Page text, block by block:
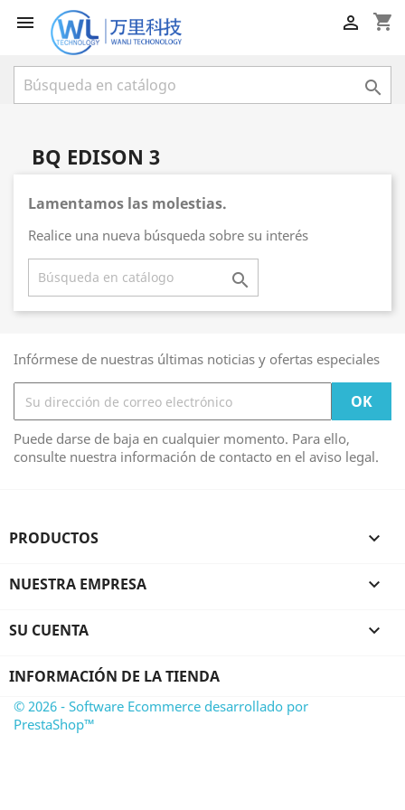
 shopping_cart


BQ EDISON 3
Lamentamos las molestias.
Realice una nueva búsqueda sobre su interés

Infórmese de nuestras últimas noticias y ofertas especiales
Puede darse de baja en cualquier momento. Para ello,
consulte nuestra información de contacto en el aviso legal.
PRODUCTOS 
NUESTRA EMPRESA 
SU CUENTA 
INFORMACIÓN DE LA TIENDA
© 2026 - Software Ecommerce desarrollado por
PrestaShop™